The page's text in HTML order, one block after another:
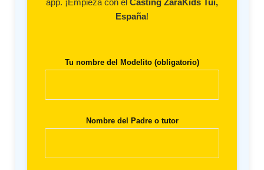
app. ¡Empieza con el Casting ZaraKids Tui,
España!
Tu nombre del Modelito (obligatorio)
Nombre del Padre o tutor